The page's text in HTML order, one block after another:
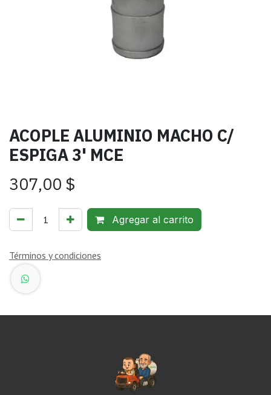
ACOPLE ALUMINIO MACHO C/
ESPIGA 3' MCE
307,00 $
Agregar al carrito
Términos y condiciones